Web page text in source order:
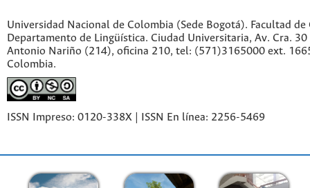
Universidad Nacional de Colombia (Sede Bogotá). Facultad de
Departamento de Lingüística. Ciudad Universitaria, Av. Cra.
Antonio Nariño (214), oficina 210, tel: (571)3165000 ext.
Colombia.
ISSN Impreso: 0120-338X | ISSN En línea: 2256-5469